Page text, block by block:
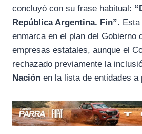
concluyó con su frase habitual:
República Argentina. Fin”.
enmarca en el plan del Gobierno
empresas estatales, aunque el
rechazado previamente la
Nación en la lista de entidades a